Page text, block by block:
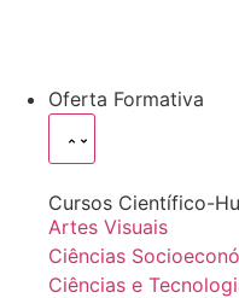
Oferta Formativa
Cursos Científico-
Artes Visuais
Ciências
Ciências e